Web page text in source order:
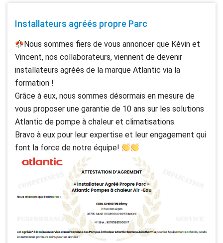
Installateurs agréés propre Parc
Nous sommes fiers de vous annoncer que Kévin et
Vincent, nos collaborateurs, viennent de devenir
installateurs agréés de la marque Atlantic via la
formation !
Grâce à eux, nous sommes désormais en mesure de
vous proposer une garantie de 10 ans sur les solutions
Atlantic de pompe à chaleur et climatisations.
Bravo à eux pour leur expertise et leur engagement qui
font la force de notre équipe!